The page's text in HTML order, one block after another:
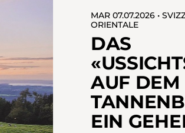
MAR 07.07.2026 •
ORIENTALE
DAS
AUF DEM
EIN